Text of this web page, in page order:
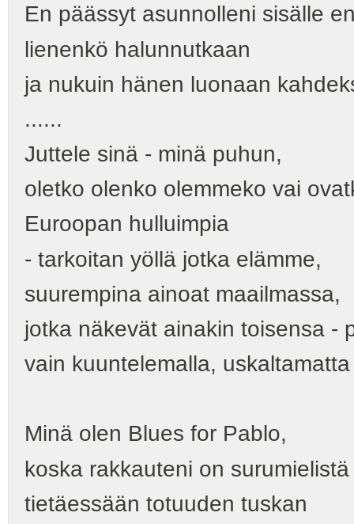
En päässyt asunnolleni sisälle
lienenkö halunnutkaan
ja nukuin hänen luonaan
......
Juttele sinä ‑ minä puhun,
oletko olenko olemmeko vai
Euroopan hulluimpia
- tarkoitan yöllä jotka elämme,
suurempina ainoat maailmassa,
jotka näkevät ainakin toisensa -
vain kuuntelemalla,
Minä olen Blues for Pablo,
koska rakkauteni on surumielistä
tietäessään totuuden tuskan